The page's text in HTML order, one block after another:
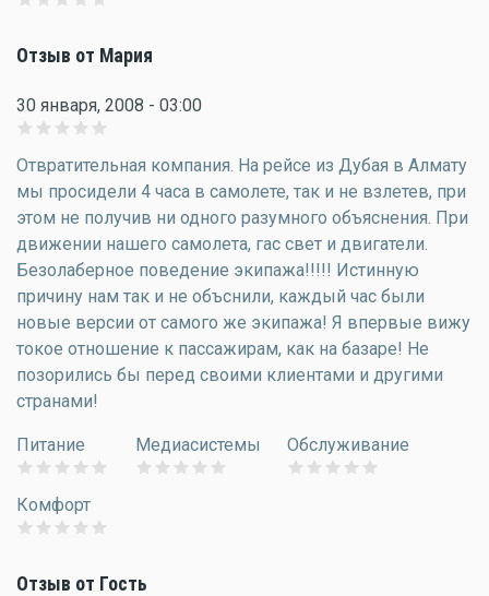
Отзыв от Мария
30 января, 2008 - 03:00
Отвратительная компания. На рейсе из Дубая в Алмату
мы просидели 4 часа в самолете, так и не взлетев, при
этом не получив ни одного разумного объяснения. При
движении нашего самолета, гас свет и двигатели.
Безолаберное поведение экипажа!!!!! Истинную
причину нам так и не объснили, каждый час были
новые версии от самого же экипажа! Я впервые вижу
токое отношение к пассажирам, как на базаре! Не
позорились бы перед своими клиентами и другими
странами!
Питание Медиасистемы Обслуживание
Комфорт
Отзыв от Гость